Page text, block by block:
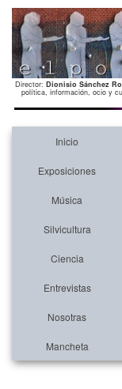
Director: Dionisio Sánchez
política, información, ocio y
Inicio
Exposiciones
Música
Silvicultura
Ciencia
Entrevistas
Nosotras
Mancheta